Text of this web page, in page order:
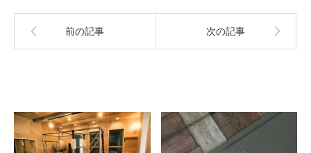
前の記事 次の記事